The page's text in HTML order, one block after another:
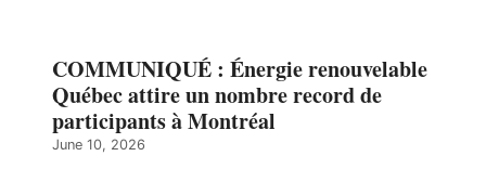
COMMUNIQUÉ : Énergie renouvelable
Québec attire un nombre record de
participants à Montréal
June 10, 2026